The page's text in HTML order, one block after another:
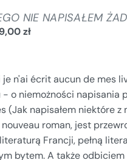
NIE NAPISAŁEM
zł
je n'ai écrit aucun de mes
- o niemożności napisania
(Jak napisałem niektóre
roman, jest
Francji, pełną
bytem. A także